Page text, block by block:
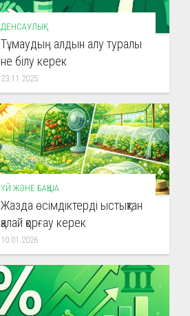
ДЕНСАУЛЫҚ
Тұмаудың алдын алу туралы
не білу керек
23.11.2025
ҮЙ ЖӘНЕ БАҚША
Жазда өсімдіктерді ыстықтан
қалай қорғау керек
10.01.2026